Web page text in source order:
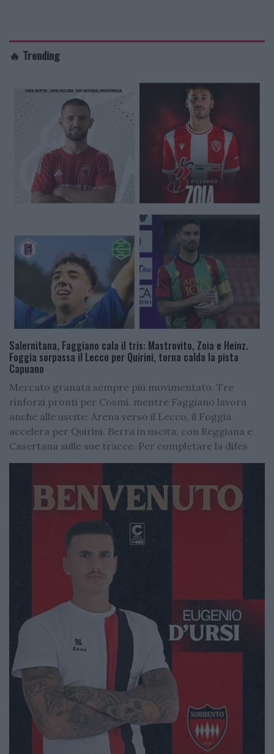
🔥 Trending
Salernitana, Faggiano cala il tris: Mastrovito, Zoia e Heinz.
Foggia sorpassa il Lecco per Quirini, torna calda la pista
Capuano
Mercato granata sempre più movimentato. Tre
rinforzi pronti per Cosmi, mentre Faggiano lavora
anche alle uscite: Arena verso il Lecco, il Foggia
accelera per Quirini. Berra in uscita, con Reggiana e
Casertana sulle sue tracce. Per completare la difes